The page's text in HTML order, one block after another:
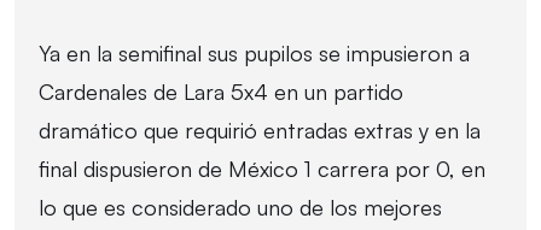
Ya en la semifinal sus pupilos se impusieron a
Cardenales de Lara 5x4 en un partido
dramático que requirió entradas extras y en la
final dispusieron de México 1 carrera por 0, en
lo que es considerado uno de los mejores